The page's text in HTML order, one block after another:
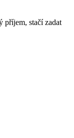
příjem, stačí zadat